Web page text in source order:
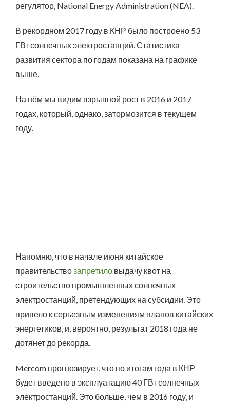
регулятор, National Energy Administration (NEA).
В рекордном 2017 году в КНР было построено 53
ГВт солнечных электростанций. Статистика
развития сектора по годам показана на графике
выше.
На нём мы видим взрывной рост в 2016 и 2017
годах, который, однако, затормозится в текущем
году.
Напомню, что в начале июня китайское
правительствозапретило выдачу квот на
строительство промышленных солнечных
электростанций, претендующих на субсидии Это
привело к серьезным изменениям планов китайских
энергетиков, и, вероятно, результат 2018 года не
дотянет до рекорда.
Mercom прогнозирует, что по итогам года в КНР
будет введено в эксплуатацию 40 ГВт солнечных
электростанций. Это больше, чем в 2016 году, и